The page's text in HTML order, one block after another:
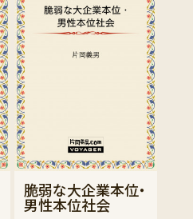
脆弱な大企業本位・
男性本位社会